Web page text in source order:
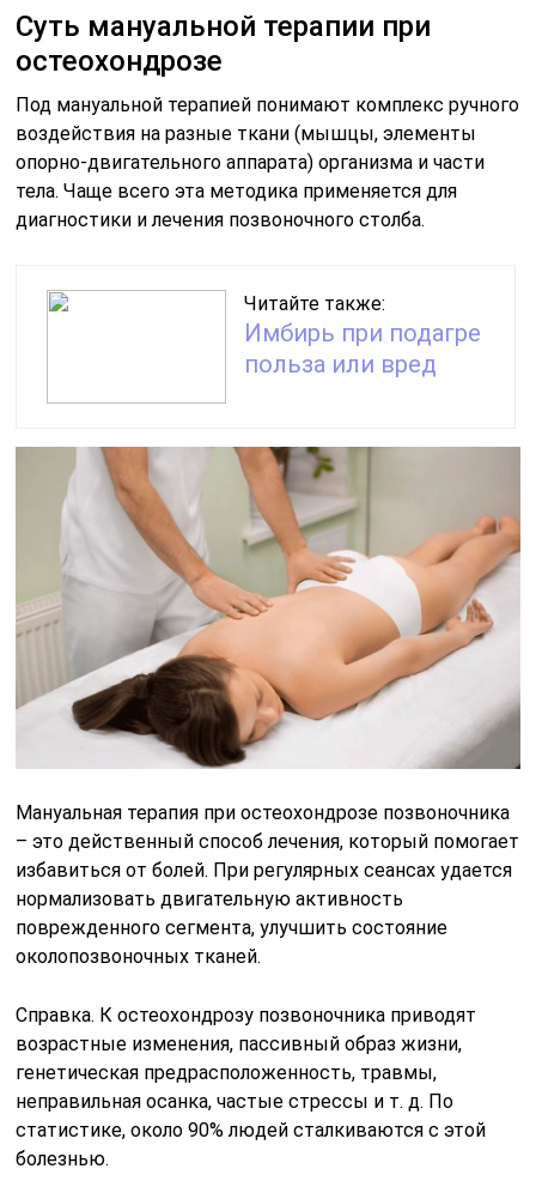
Суть мануальной терапии при
остеохондрозе
Под мануальной терапией понимают комплекс ручного
воздействия на разные ткани (мышцы, элементы
опорно-двигательного аппарата) организма и части
тела. Чаще всего эта методика применяется для
диагностики и лечения позвоночного столба.
Читайте также:
Имбирь при подагре
польза или вред
Мануальная терапия при остеохондрозе позвоночника
– это действенный способ лечения, который помогает
избавиться от болей. При регулярных сеансах удается
нормализовать двигательную активность
поврежденного сегмента, улучшить состояние
околопозвоночных тканей.
Справка. К остеохондрозу позвоночника приводят
возрастные изменения, пассивный образ жизни,
генетическая предрасположенность, травмы,
неправильная осанка, частые стрессы и т. д. По
статистике, около 90% людей сталкиваются с этой
болезнью.